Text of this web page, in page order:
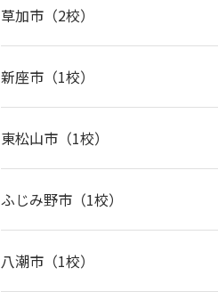
草加市（2校）
新座市（1校）
東松山市（1校）
ふじみ野市（1校）
八潮市（1校）